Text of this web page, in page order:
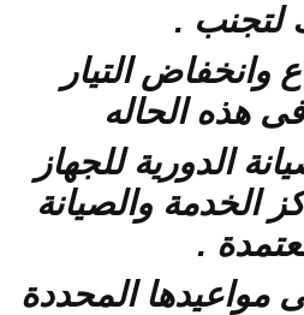
لتجنب .
وانخفاض التيار
هذه الحاله
الدورية للجهاز
الخدمة والصيانة
.
مواعيدها المحددة